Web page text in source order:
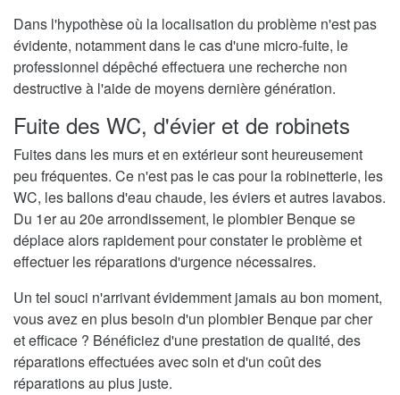
Dans l'hypothèse où la localisation du problème n'est pas
évidente, notamment dans le cas d'une micro-fuite, le
professionnel dépêché effectuera une recherche non
destructive à l'aide de moyens dernière génération.
Fuite des WC, d'évier et de robinets
Fuites dans les murs et en extérieur sont heureusement
peu fréquentes. Ce n'est pas le cas pour la robinetterie, les
WC, les ballons d'eau chaude, les éviers et autres lavabos.
Du 1er au 20e arrondissement, le plombier Benque se
déplace alors rapidement pour constater le problème et
effectuer les réparations d'urgence nécessaires.
Un tel souci n'arrivant évidemment jamais au bon moment,
vous avez en plus besoin d'un plombier Benque par cher
et efficace ? Bénéficiez d'une prestation de qualité, des
réparations effectuées avec soin et d'un coût des
réparations au plus juste.